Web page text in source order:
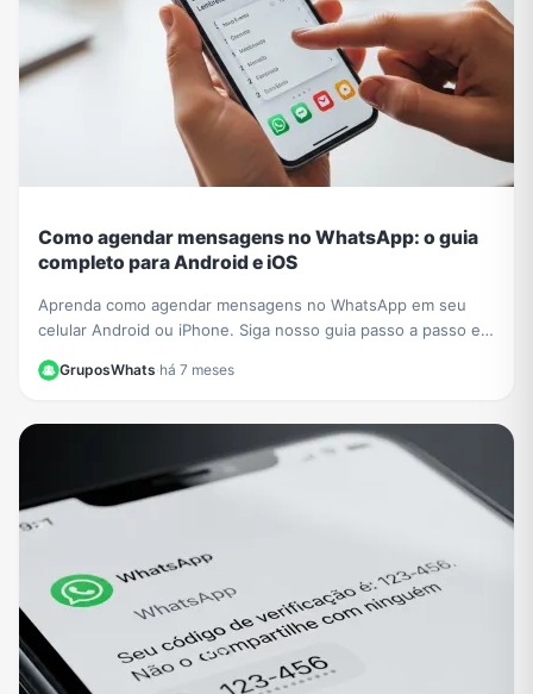
Como agendar mensagens no WhatsApp: o guia
completo para Android e iOS
Aprenda como agendar mensagens no WhatsApp em seu
celular Android ou iPhone. Siga nosso guia passo a passo e
nunca mais se esqueça de um recado importante!
GruposWhats·há 7 meses